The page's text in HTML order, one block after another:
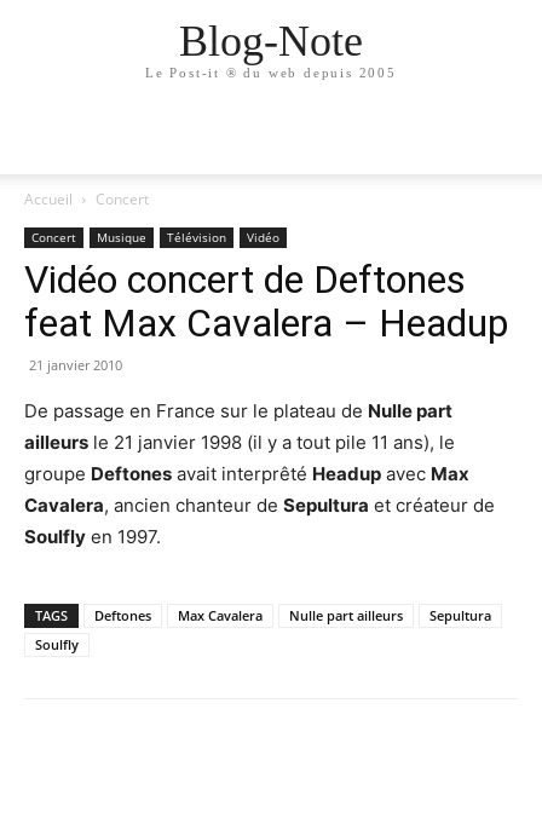
Blog-Note
Le Post-it ® du web depuis 2005
Accueil Concert
Concert Musique Télévision Vidéo
Vidéo concert de Deftones
feat Max Cavalera – Headup
21 janvier 2010
De passage en France sur le plateau de Nulle part
ailleurs le 21 janvier 1998 (il y a tout pile 11 ans), le
groupe Deftones avait interprêté Headup avec Max
Cavalera, ancien chanteur de Sepultura et créateur de
Soulfly en 1997.
TAGS Deftones Max Cavalera Nulle part ailleurs
Sepultura
Soulfly